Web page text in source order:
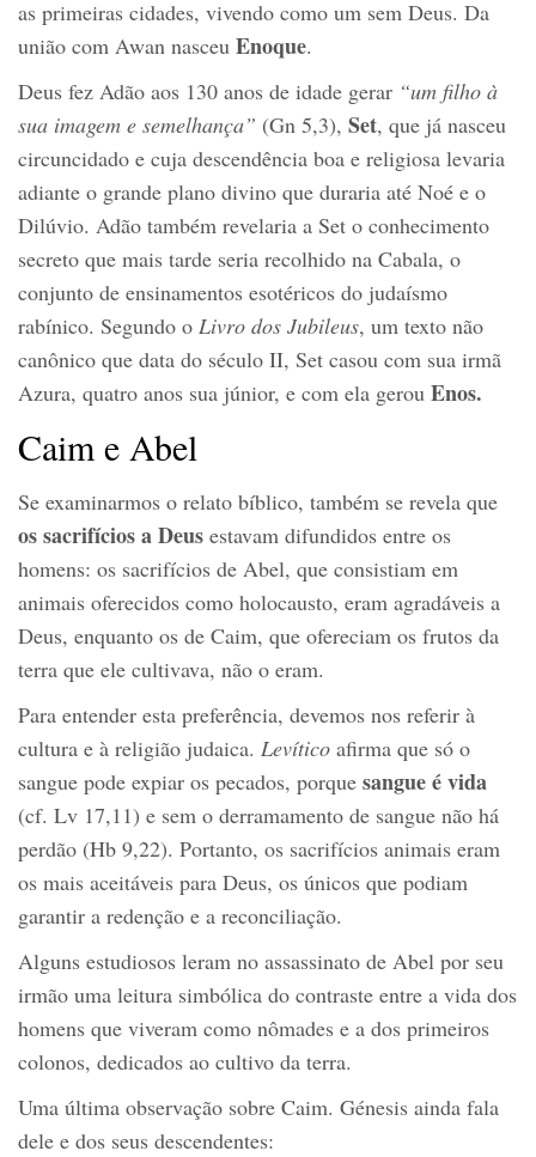
as primeiras cidades, vivendo como um sem Deus. Da
união com Awan nasceu Enoque.
Deus fez Adão aos 130 anos de idade gerar “um filho à
sua imagem e semelhança” (Gn 5,3), Set, que já nasceu
circuncidado e cuja descendência boa e religiosa levaria
adiante o grande plano divino que duraria até Noé e o
Dilúvio. Adão também revelaria a Set o conhecimento
secreto que mais tarde seria recolhido na Cabala, o
conjunto de ensinamentos esotéricos do judaísmo
rabínico. Segundo o Livro dos Jubileus, um texto não
canônico que data do século II, Set casou com sua irmã
Azura, quatro anos sua júnior, e com ela gerou Enos.
Caim e Abel
Se examinarmos o relato bíblico, também se revela que
os sacrifícios a Deus estavam difundidos entre os
homens: os sacrifícios de Abel, que consistiam em
animais oferecidos como holocausto, eram agradáveis a
Deus, enquanto os de Caim, que ofereciam os frutos da
terra que ele cultivava, não o eram.
Para entender esta preferência, devemos nos referir à
cultura e à religião judaica. Levítico afirma que só o
sangue pode expiar os pecados, porque sangue é vida
(cf. Lv 17,11) e sem o derramamento de sangue não há
perdão (Hb 9,22). Portanto, os sacrifícios animais eram
os mais aceitáveis para Deus, os únicos que podiam
garantir a redenção e a reconciliação.
Alguns estudiosos leram no assassinato de Abel por seu
irmão uma leitura simbólica do contraste entre a vida dos
homens que viveram como nômades e a dos primeiros
colonos, dedicados ao cultivo da terra.
Uma última observação sobre Caim. Génesis ainda fala
dele e dos seus descendentes: